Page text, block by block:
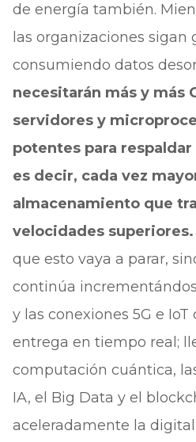
de energía también.
las organizaciones sigan
consumiendo datos
necesitarán más y más
servidores y
potentes para
es decir, cada vez
almacenamiento que
velocidades superiores.
que esto vaya a parar,
continúa
y las conexiones 5G e
entrega en tiempo real;
computación cuántica,
IA, el Big Data y el
aceleradamente la